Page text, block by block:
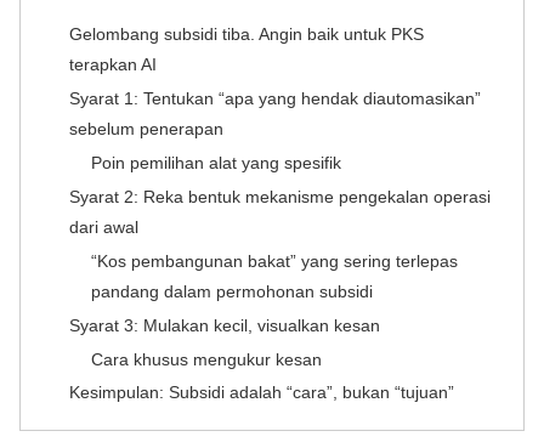
Gelombang subsidi tiba. Angin baik untuk PKS
terapkan AI
Syarat 1: Tentukan “apa yang hendak diautomasikan”
sebelum penerapan
Poin pemilihan alat yang spesifik
Syarat 2: Reka bentuk mekanisme pengekalan operasi
dari awal
“Kos pembangunan bakat” yang sering terlepas
pandang dalam permohonan subsidi
Syarat 3: Mulakan kecil, visualkan kesan
Cara khusus mengukur kesan
Kesimpulan: Subsidi adalah “cara”, bukan “tujuan”